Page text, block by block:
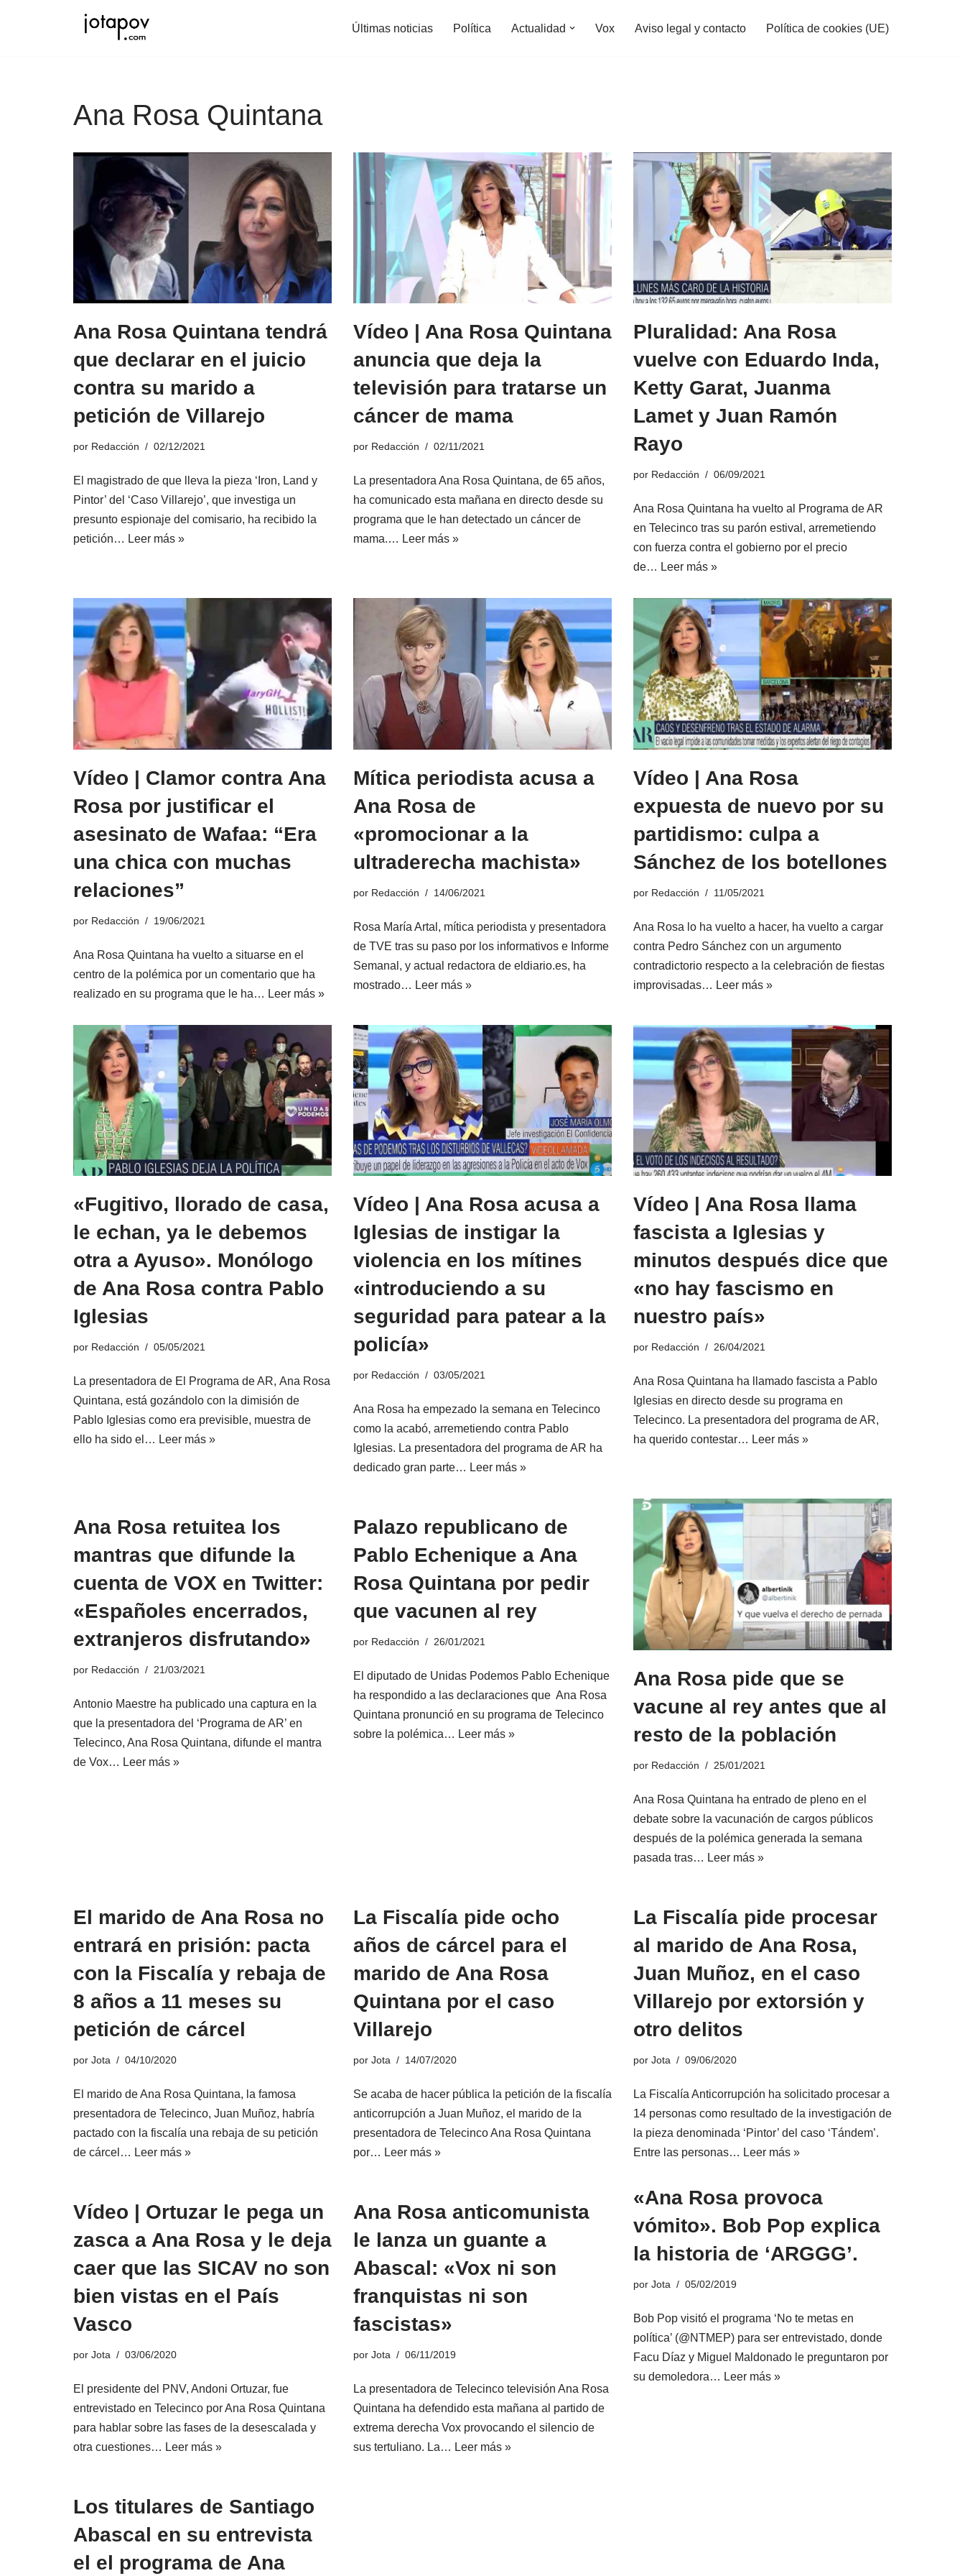
Últimas noticias Política Actualidad Vox Aviso legal y contacto Política de cookies (UE)
Ana Rosa Quintana
Ana Rosa Quintana tendrá
que declarar en el juicio
contra su marido a
petición de Villarejo
por Redacción 02/12/2021
El magistrado de que lleva la pieza ‘Iron, Land y
Pintor’ del ‘Caso Villarejo’, que investiga un
presunto espionaje del comisario, ha recibido la
petición… Leer más »
Vídeo | Ana Rosa Quintana
anuncia que deja la
televisión para tratarse un
cáncer de mama
por Redacción 02/11/2021
La presentadora Ana Rosa Quintana, de 65 años,
ha comunicado esta mañana en directo desde su
programa que le han detectado un cáncer de
mama.… Leer más »
Pluralidad: Ana Rosa
vuelve con Eduardo Inda,
Ketty Garat, Juanma
Lamet y Juan Ramón
Rayo
por Redacción 06/09/2021
Ana Rosa Quintana ha vuelto al Programa de AR
en Telecinco tras su parón estival, arremetiendo
con fuerza contra el gobierno por el precio
de… Leer más »
Vídeo | Clamor contra Ana
Rosa por justificar el
asesinato de Wafaa: “Era
una chica con muchas
relaciones”
por Redacción 19/06/2021
Ana Rosa Quintana ha vuelto a situarse en el
centro de la polémica por un comentario que ha
realizado en su programa que le ha… Leer más »
Mítica periodista acusa a
Ana Rosa de
«promocionar a la
ultraderecha machista»
por Redacción 14/06/2021
Rosa María Artal, mítica periodista y presentadora
de TVE tras su paso por los informativos e Informe
Semanal, y actual redactora de eldiario.es, ha
mostrado… Leer más »
Vídeo | Ana Rosa
expuesta de nuevo por su
partidismo: culpa a
Sánchez de los botellones
por Redacción 11/05/2021
Ana Rosa lo ha vuelto a hacer, ha vuelto a cargar
contra Pedro Sánchez con un argumento
contradictorio respecto a la celebración de fiestas
improvisadas… Leer más »
«Fugitivo, llorado de casa,
le echan, ya le debemos
otra a Ayuso». Monólogo
de Ana Rosa contra Pablo
Iglesias
por Redacción 05/05/2021
La presentadora de El Programa de AR, Ana Rosa
Quintana, está gozándolo con la dimisión de
Pablo Iglesias como era previsible, muestra de
ello ha sido el… Leer más »
Vídeo | Ana Rosa acusa a
Iglesias de instigar la
violencia en los mítines
«introduciendo a su
seguridad para patear a la
policía»
por Redacción 03/05/2021
Ana Rosa ha empezado la semana en Telecinco
como la acabó, arremetiendo contra Pablo
Iglesias. La presentadora del programa de AR ha
dedicado gran parte… Leer más »
Vídeo | Ana Rosa llama
fascista a Iglesias y
minutos después dice que
«no hay fascismo en
nuestro país»
por Redacción 26/04/2021
Ana Rosa Quintana ha llamado fascista a Pablo
Iglesias en directo desde su programa en
Telecinco. La presentadora del programa de AR,
ha querido contestar… Leer más »
Ana Rosa retuitea los
mantras que difunde la
cuenta de VOX en Twitter:
«Españoles encerrados,
extranjeros disfrutando»
por Redacción 21/03/2021
Antonio Maestre ha publicado una captura en la
que la presentadora del ‘Programa de AR’ en
Telecinco, Ana Rosa Quintana, difunde el mantra
de Vox… Leer más »
Palazo republicano de
Pablo Echenique a Ana
Rosa Quintana por pedir
que vacunen al rey
por Redacción 26/01/2021
El diputado de Unidas Podemos Pablo Echenique
ha respondido a las declaraciones que Ana Rosa
Quintana pronunció en su programa de Telecinco
sobre la polémica… Leer más »
Ana Rosa pide que se
vacune al rey antes que al
resto de la población
por Redacción 25/01/2021
Ana Rosa Quintana ha entrado de pleno en el
debate sobre la vacunación de cargos públicos
después de la polémica generada la semana
pasada tras… Leer más »
El marido de Ana Rosa no
entrará en prisión: pacta
con la Fiscalía y rebaja de
8 años a 11 meses su
petición de cárcel
por Jota 04/10/2020
El marido de Ana Rosa Quintana, la famosa
presentadora de Telecinco, Juan Muñoz, habría
pactado con la fiscalía una rebaja de su petición
de cárcel… Leer más »
La Fiscalía pide ocho
años de cárcel para el
marido de Ana Rosa
Quintana por el caso
Villarejo
por Jota 14/07/2020
Se acaba de hacer pública la petición de la fiscalía
anticorrupción a Juan Muñoz, el marido de la
presentadora de Telecinco Ana Rosa Quintana
por… Leer más »
La Fiscalía pide procesar
al marido de Ana Rosa,
Juan Muñoz, en el caso
Villarejo por extorsión y
otro delitos
por Jota 09/06/2020
La Fiscalía Anticorrupción ha solicitado procesar a
14 personas como resultado de la investigación de
la pieza denominada ‘Pintor’ del caso ‘Tándem’.
Entre las personas… Leer más »
Vídeo | Ortuzar le pega un
zasca a Ana Rosa y le deja
caer que las SICAV no son
bien vistas en el País
Vasco
por Jota 03/06/2020
El presidente del PNV, Andoni Ortuzar, fue
entrevistado en Telecinco por Ana Rosa Quintana
para hablar sobre las fases de la desescalada y
otra cuestiones… Leer más »
Ana Rosa anticomunista
le lanza un guante a
Abascal: «Vox ni son
franquistas ni son
fascistas»
por Jota 06/11/2019
La presentadora de Telecinco televisión Ana Rosa
Quintana ha defendido esta mañana al partido de
extrema derecha Vox provocando el silencio de
sus tertuliano. La… Leer más »
«Ana Rosa provoca
vómito». Bob Pop explica
la historia de ‘ARGGG’.
por Jota 05/02/2019
Bob Pop visitó el programa ‘No te metas en
política’ (@NTMEP) para ser entrevistado, donde
Facu Díaz y Miguel Maldonado le preguntaron por
su demoledora… Leer más »
Los titulares de Santiago
Abascal en su entrevista
el el programa de Ana